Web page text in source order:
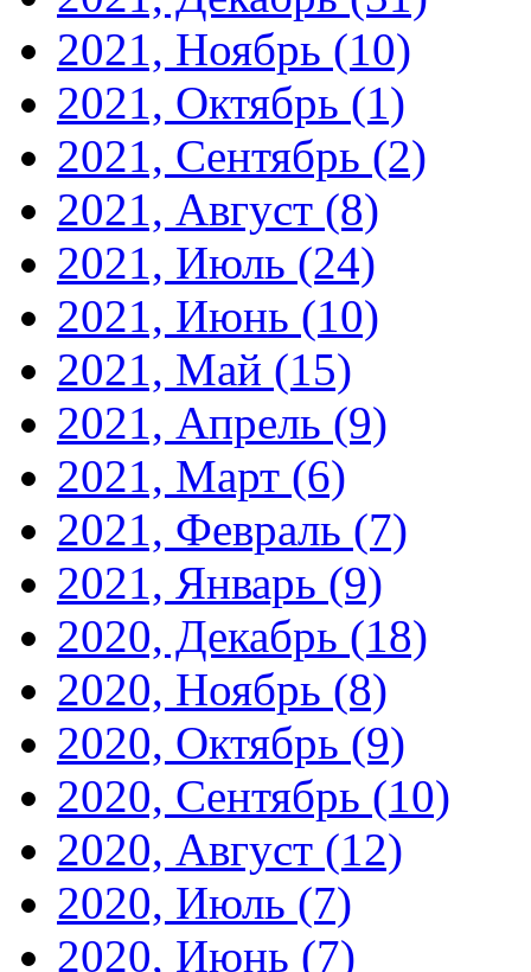
2021, Ноябрь (10)
2021, Октябрь (1)
2021, Сентябрь (2)
2021, Август (8)
2021, Июль (24)
2021, Июнь (10)
2021, Май (15)
2021, Апрель (9)
2021, Март (6)
2021, Февраль (7)
2021, Январь (9)
2020, Декабрь (18)
2020, Ноябрь (8)
2020, Октябрь (9)
2020, Сентябрь (10)
2020, Август (12)
2020, Июль (7)
2020, Июнь (7)